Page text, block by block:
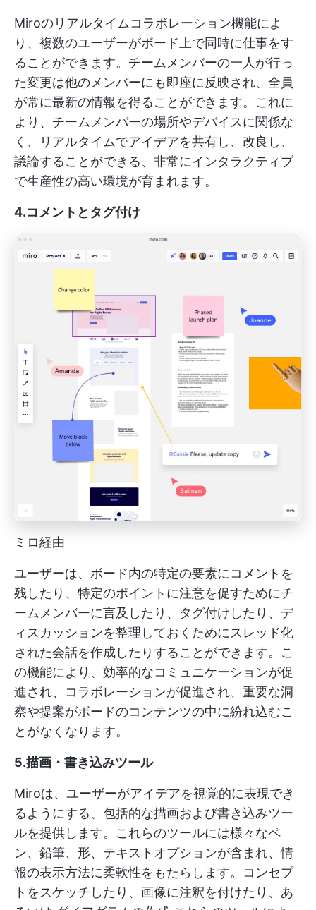
Miroのリアルタイムコラボレーション機能によ
り、複数のユーザーがボード上で同時に仕事をす
ることができます。チームメンバーの一人が行っ
た変更は他のメンバーにも即座に反映され、全員
が常に最新の情報を得ることができます。これに
より、チームメンバーの場所やデバイスに関係な
く、リアルタイムでアイデアを共有し、改良し、
議論することができる、非常にインタラクティブ
で生産性の高い環境が育まれます。
4.コメントとタグ付け
ミロ経由
ユーザーは、ボード内の特定の要素にコメントを
残したり、特定のポイントに注意を促すためにチ
ームメンバーに言及したり、タグ付けしたり、デ
ィスカッションを整理しておくためにスレッド化
された会話を作成したりすることができます。こ
の機能により、効率的なコミュニケーションが促
進され、コラボレーションが促進され、重要な洞
察や提案がボードのコンテンツの中に紛れ込むこ
とがなくなります。
5.描画・書き込みツール
Miroは、ユーザーがアイデアを視覚的に表現でき
るようにする、包括的な描画および書き込みツー
ルを提供します。これらのツールには様々なペ
ン、鉛筆、形、テキストオプションが含まれ、情
報の表示方法に柔軟性をもたらします。コンセプ
トをスケッチしたり、画像に注釈を付けたり、あ